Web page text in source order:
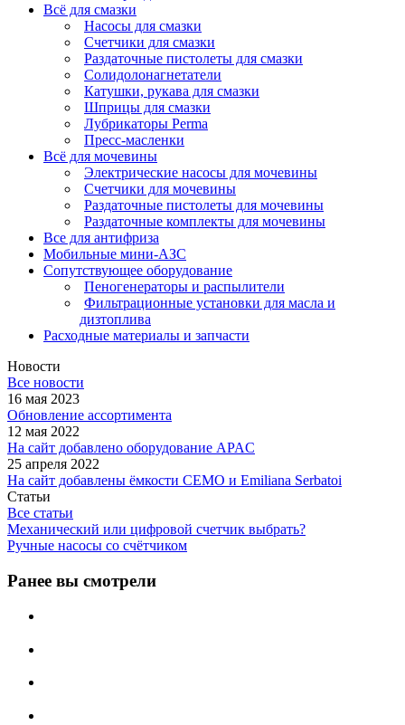
Всё для смазки
Насосы для смазки
Счетчики для смазки
Раздаточные пистолеты для смазки
Солидолонагнетатели
Катушки, рукава для смазки
Шприцы для смазки
Лубрикаторы Perma
Пресс-масленки
Всё для мочевины
Электрические насосы для мочевины
Счетчики для мочевины
Раздаточные пистолеты для мочевины
Раздаточные комплекты для мочевины
Все для антифриза
Мобильные мини-АЗС
Сопутствующее оборудование
Пеногенераторы и распылители
Фильтрационные установки для масла и
дизтоплива
Расходные материалы и запчасти
Новости
Все новости
16 мая 2023
Обновление ассортимента
12 мая 2022
На сайт добавлено оборудование APAC
25 апреля 2022
На сайт добавлены ёмкости CEMO и Emiliana Serbatoi
Статьи
Все статьи
Механический или цифровой счетчик выбрать?
Ручные насосы со счётчиком
Ранее вы смотрели